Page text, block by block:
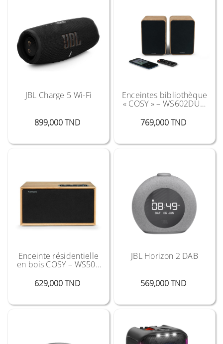
JBL Charge 5 Wi-Fi
899,000 TND
Enceintes bibliothèque
« COSY » – WS602DUO
769,000 TND
Enceinte résidentielle
en bois COSY – WS502
629,000 TND
JBL Horizon 2 DAB
569,000 TND